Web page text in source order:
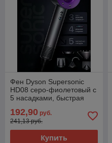
Фен Dyson Supersonic
HD08 серо-фиолетовый с
5 насадками, быстрая
перегрева
192,90 руб.
241,13 руб.
Купить